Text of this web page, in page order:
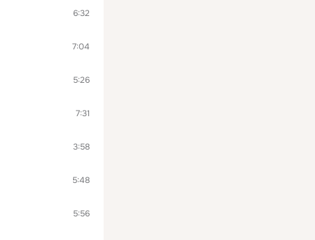
6:32
7:04
5:26
7:31
3:58
5:48
5:56